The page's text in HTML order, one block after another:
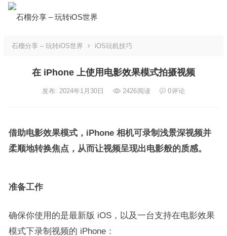
石榴分享 – 玩转iOS世界 iOS玩机技巧
在 iPhone 上使用电影效果模式拍摄视频
发布: 2024年1月30日 2426阅读 0评论
借助电影效果模式，iPhone 相机可录制浅景深视频并
柔顺地转换焦点，从而让视频呈现出电影般的质感。
准备工作
确保你使用的是最新版 iOS，以及一台支持在电影效果
模式下录制视频的 iPhone：